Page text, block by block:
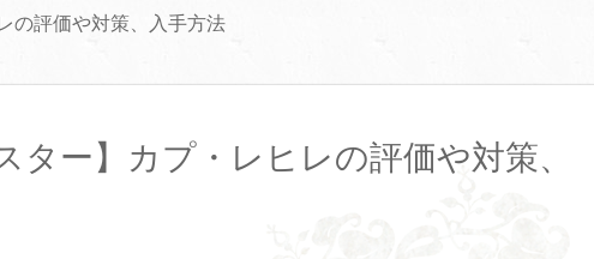
の評価や対策、入手方法
ター】カプ・レヒレの評価や対策、